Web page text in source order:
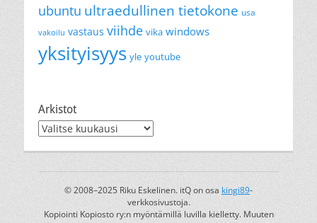
ubuntu ultraedullinen tietokone usa
vakoilu vastaus viihde vika windows
yksityisyys yle youtube
Arkistot
Arkistot
© 2008–2025 Riku Eskelinen. itQ on osa kingi89-
verkkosivustoja.
Kopiointi Kopiosto ry:n myöntämillä luvilla kielletty. Muuten